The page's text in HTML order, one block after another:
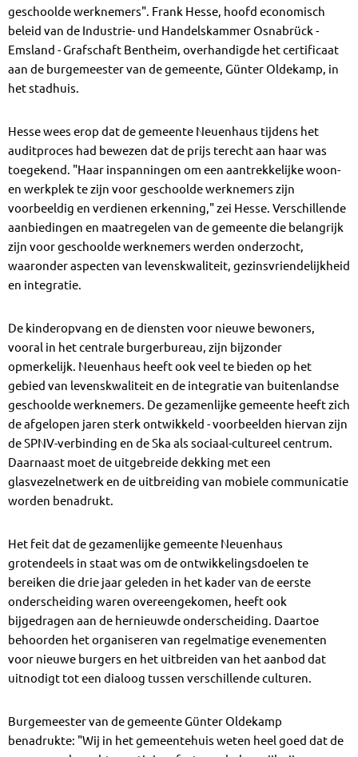
geschoolde werknemers". Frank Hesse, hoofd economisch
beleid van de Industrie- und Handelskammer Osnabrück -
Emsland - Grafschaft Bentheim, overhandigde het certificaat
aan de burgemeester van de gemeente, Günter Oldekamp, in
het stadhuis.
Hesse wees erop dat de gemeente Neuenhaus tijdens het
auditproces had bewezen dat de prijs terecht aan haar was
toegekend. "Haar inspanningen om een aantrekkelijke woon-
en werkplek te zijn voor geschoolde werknemers zijn
voorbeeldig en verdienen erkenning," zei Hesse. Verschillende
aanbiedingen en maatregelen van de gemeente die belangrijk
zijn voor geschoolde werknemers werden onderzocht,
waaronder aspecten van levenskwaliteit, gezinsvriendelijkheid
en integratie.
De kinderopvang en de diensten voor nieuwe bewoners,
vooral in het centrale burgerbureau, zijn bijzonder
opmerkelijk. Neuenhaus heeft ook veel te bieden op het
gebied van levenskwaliteit en de integratie van buitenlandse
geschoolde werknemers. De gezamenlijke gemeente heeft zich
de afgelopen jaren sterk ontwikkeld - voorbeelden hiervan zijn
de SPNV-verbinding en de Ska als sociaal-cultureel centrum.
Daarnaast moet de uitgebreide dekking met een
glasvezelnetwerk en de uitbreiding van mobiele communicatie
worden benadrukt.
Het feit dat de gezamenlijke gemeente Neuenhaus
grotendeels in staat was om de ontwikkelingsdoelen te
bereiken die drie jaar geleden in het kader van de eerste
onderscheiding waren overeengekomen, heeft ook
bijgedragen aan de hernieuwde onderscheiding. Daartoe
behoorden het organiseren van regelmatige evenementen
voor nieuwe burgers en het uitbreiden van het aanbod dat
uitnodigt tot een dialoog tussen verschillende culturen.
Burgemeester van de gemeente Günter Oldekamp
benadrukte: "Wij in het gemeentehuis weten heel goed dat de